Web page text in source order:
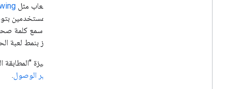
تستفيد ألعاب مثل
السماح للمستخدمين
الويب إذا سمع كلمة
التي تتميز بنمط لعبة
ستتوفر ميزة
معايير الوصول.